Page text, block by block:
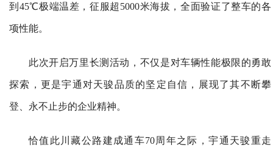
到45℃极端温差，征服超5000米海拔，全面验证了整车的各
项性能。
此次开启万里长测活动，不仅是对车辆性能极限的勇敢
探索，更是宇通对天骏品质的坚定自信，展现了其不断攀
登、永不止步的企业精神。
恰值此川藏公路建成通车70周年之际，宇通天骏重走